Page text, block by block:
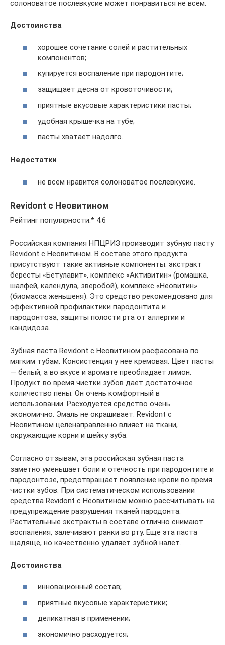
солоноватое послевкусие может понравиться не всем.
Достоинства
хорошее сочетание солей и растительных
компонентов;
купируется воспаление при пародонтите;
защищает десна от кровоточивости;
приятные вкусовые характеристики пасты;
удобная крышечка на тубе;
пасты хватает надолго.
Недостатки
не всем нравится солоноватое послевкусие.
Revidont с Неовитином
Рейтинг популярности:* 4.6
Российская компания НПЦРИЗ производит зубную пасту
Revidont с Неовитином. В составе этого продукта
присутствуют такие активные компоненты: экстракт
бересты «Бетулавит», комплекс «Активитин» (ромашка,
шалфей, календула, зверобой), комплекс «Неовитин»
(биомасса женьшеня). Это средство рекомендовано для
эффективной профилактики пародонтита и
пародонтоза, защиты полости рта от аллергии и
кандидоза.
Зубная паста Revidont с Неовитином расфасована по
мягким тубам. Консистенция у нее кремовая. Цвет пасты
— белый, а во вкусе и аромате преобладает лимон.
Продукт во время чистки зубов дает достаточное
количество пены. Он очень комфортный в
использовании. Расходуется средство очень
экономично. Эмаль не окрашивает. Revidont с
Неовитином целенаправленно влияет на ткани,
окружающие корни и шейку зуба.
Согласно отзывам, эта российская зубная паста
заметно уменьшает боли и отечность при пародонтите и
пародонтозе, предотвращает появление крови во время
чистки зубов. При систематическом использовании
средства Revidont с Неовитином можно рассчитывать на
предупреждение разрушения тканей пародонта.
Растительные экстракты в составе отлично снимают
воспаления, залечивают ранки во рту. Еще эта паста
щадяще, но качественно удаляет зубной налет.
Достоинства
инновационный состав;
приятные вкусовые характеристики;
деликатная в применении;
экономично расходуется;